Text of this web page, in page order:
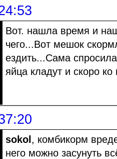
Вот. нашла время и
чего...Вот мешок
ездить...Сама
яйца кладут и скоро
sokol , комбикорм
него можно засунуть